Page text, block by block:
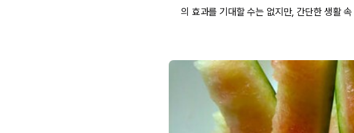
의 효과를 기대할 수는 없지만, 간단한 생활